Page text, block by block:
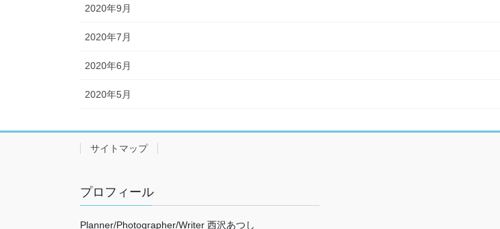
2020年9月
2020年7月
2020年6月
2020年5月
サイトマップ
プロフィール
Planner/Photographer/Writer 西沢あつし